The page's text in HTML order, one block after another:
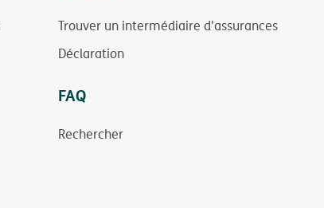
Trouver un intermédiaire d'assurances
Déclaration
FAQ
Rechercher